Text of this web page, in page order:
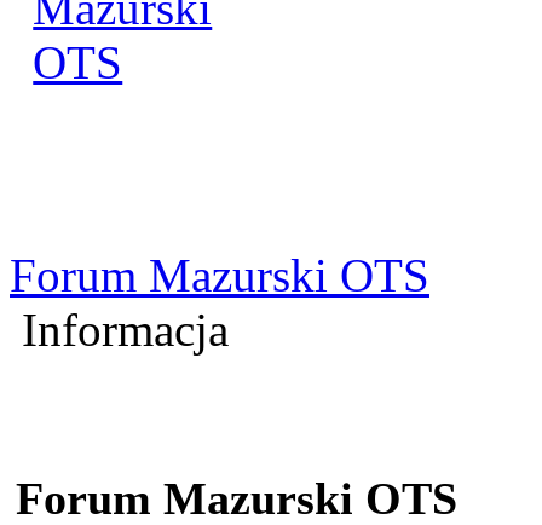
Forum Mazurski OTS
Informacja
Forum Mazurski OTS